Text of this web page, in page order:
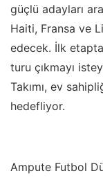
güçlü adayları
Haiti, Fransa ve
edecek. İlk
turu çıkmayı
Takımı, ev
hedefliyor.
Ampute Futbol